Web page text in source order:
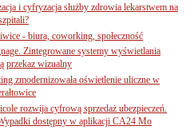
i cyfryzacja służby zdrowia lekarstwem na
- biura, coworking, społeczność
Zintegrowane systemy wyświetlania
przekaz wizualny
zmodernizowała oświetlenie uliczne w
rozwija cyfrową sprzedaż ubezpieczeń.
dostępny w aplikacji CA24 Mo